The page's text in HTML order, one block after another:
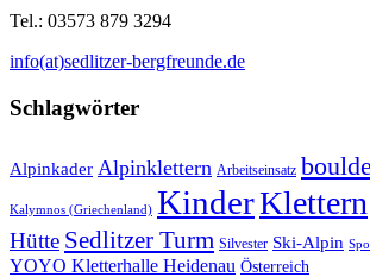
Tel.: 03573 879 3294
info(at)sedlitzer-bergfreunde.de
Schlagwörter
Alpinkader Alpinklettern Arbeitseinsatz
Kalymnos (Griechenland) KinderKlettern
Hütte Sedlitzer Turm Silvester Ski-Alpin
YOYO Kletterhalle Heidenau Österreich